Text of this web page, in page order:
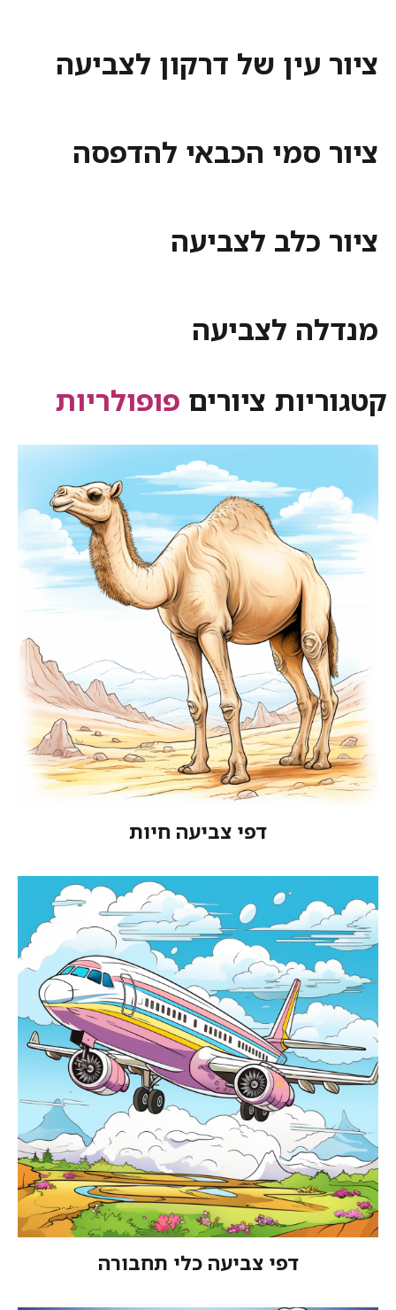
ציור עין של דרקון לצביעה
ציור סמי הכבאי להדפסה
ציור כלב לצביעה
מנדלה לצביעה
קטגוריות ציורים פופולריות
דפי צביעה חיות
דפי צביעה כלי תחבורה